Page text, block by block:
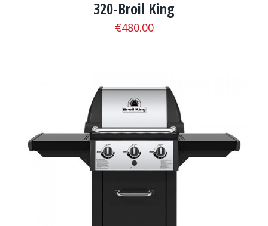
320-Broil King
€480.00
ADD TO CART